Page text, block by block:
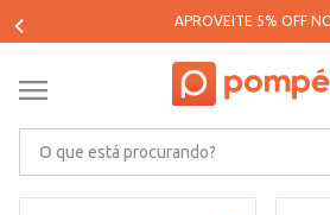
PARCELE SUAS COMPRAS EM ATÉ